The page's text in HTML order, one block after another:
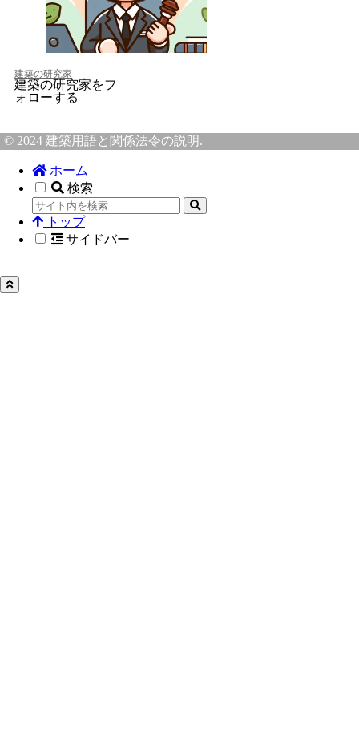
建築の研究家
建築の研究家をフ
ォローする
© 2024 建築用語と関係法令の説明.
ホーム
検索
トップ
サイドバー